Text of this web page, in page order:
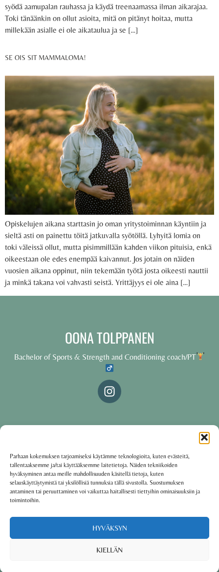
Parhaan kokemuksen tarjoamiseksi käytämme teknologioita, kuten evästeitä,
tallentaaksemme ja/tai käyttääksemme laitetietoja. Näiden tekniikoiden
hyväksyminen antaa meille mahdollisuuden käsitellä tietoja, kuten
selauskäyttäytymistä tai yksilöllisiä tunnuksia tällä sivustolla. Suostumuksen
antaminen tai peruuttaminen voi vaikuttaa haitallisesti tiettyihin ominaisuuksiin ja
toimintoihin.
HYVÄKSYN
KIELLÄN
syödä aamupalan rauhassa ja käydä treenaamassa ilman aikarajaa.
Toki tänäänkin on ollut asioita, mitä on pitänyt hoitaa, mutta
millekään asialle ei ole aikataulua ja se […]
SE OIS SIT MAMMALOMA!
Opiskelujen aikana starttasin jo oman yritystoiminnan käyntiin ja
sieltä asti on painettu töitä jatkuvalla syötöllä. Lyhyitä lomia on
toki väleissä ollut, mutta pisimmillään kahden viikon pituisia, enkä
oikeestaan ole edes enempää kaivannut. Jos jotain on näiden
vuosien aikana oppinut, niin tekemään työtä josta oikeesti nauttii
ja minkä takana voi vahvasti seistä. Yrittäjyys ei ole aina […]
OONA TOLPPANEN
Bachelor of Sports & Strength and Conditioning coach/PT
Käyttöehdot·Tietosuojakäytäntö